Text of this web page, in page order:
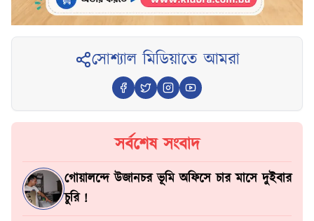
সোশ্যাল মিডিয়াতে আমরা
সর্বশেষ সংবাদ
গোয়ালন্দে উজানচর ভূমি অফিসে চার মাসে দুইবার
চুরি !